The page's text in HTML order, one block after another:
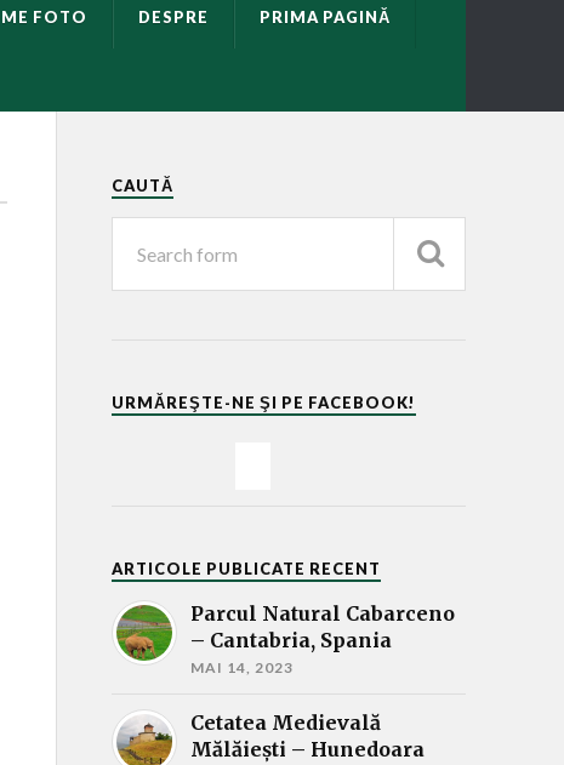
FOTO DESPRE PRIMA PAGINĂ
CAUTĂ
URMĂREŞTE-NE ŞI PE FACEBOOK!
ARTICOLE PUBLICATE RECENT
Parcul Natural Cabarceno
– Cantabria, Spania
MAI 14, 2023
Cetatea Medievală
Mălăieşti – Hunedoara